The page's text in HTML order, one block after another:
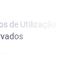
de Utilização